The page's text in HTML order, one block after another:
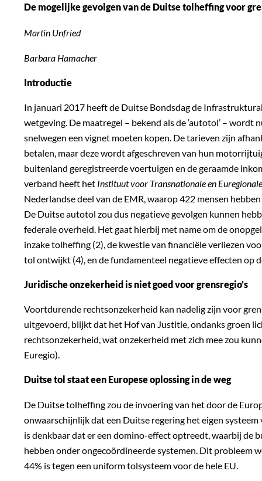
De mogelijke gevolgen van de Duitse tolheffing voor
Martin Unfried
Barbara Hamacher
Introductie
In januari 2017 heeft de Duitse Bondsdag de
wetgeving. De maatregel – bekend als de ‘autotol’ –
snelwegen een vignet moeten kopen. De tarieven zijn
betalen, maar deze wordt afgeschreven van hun
buitenland geregistreerde voertuigen en de geraamde
verband heeft het Instituut voor Transnationale en
Nederlandse deel van de EMR, waarop 422 mensen
De Duitse autotol zou dus negatieve gevolgen kunnen
federale overheid. Het gaat hierbij met name om de
inzake tolheffing (2), de kwestie van financiële verliezen
tol ontwijkt (4), en de fundamenteel negatieve effecten op
Juridische onzekerheid is niet goed voor grensregio’s
Voortdurende rechtsonzekerheid kan nadelig zijn voor
uitgevoerd, blijkt dat het Hof van Justitie, ondanks groen
rechtsonzekerheid, wat onzekerheid met zich mee zou
Euregio).
Duitse tol staat een Europese oplossing in de weg
De Duitse tolheffing zou de invoering van het door de
onwaarschijnlijk dat een Duitse regering het eigen
is denkbaar dat er een domino-effect optreedt, waarbij de
hebben onder ongecoördineerde systemen. Dit probleem
44% is tegen een uniform tolsysteem voor de hele EU.